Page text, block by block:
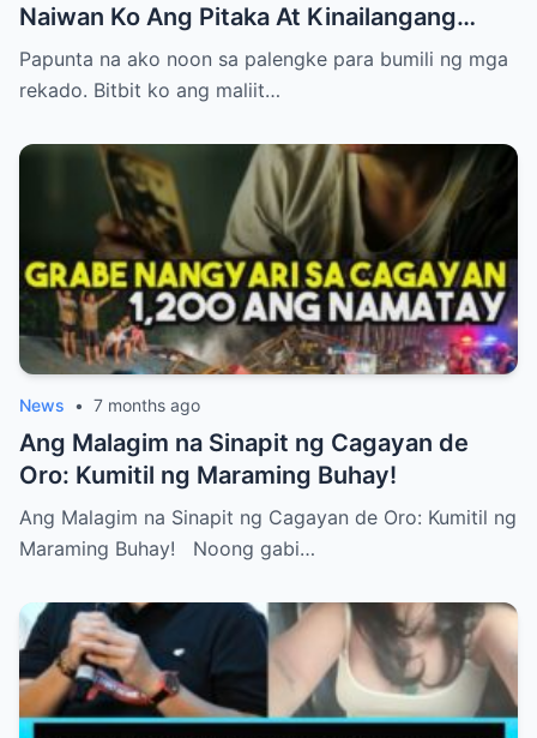
Naiwan Ko Ang Pitaka At Kinailangang
Umuwi, Pero…
Papunta na ako noon sa palengke para bumili ng mga
rekado. Bitbit ko ang maliit…
News • 7 months ago
Ang Malagim na Sinapit ng Cagayan de
Oro: Kumitil ng Maraming Buhay!
Ang Malagim na Sinapit ng Cagayan de Oro: Kumitil ng
Maraming Buhay! Noong gabi…